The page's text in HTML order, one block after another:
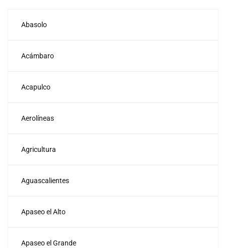
Abasolo
Acámbaro
Acapulco
Aerolíneas
Agricultura
Aguascalientes
Apaseo el Alto
Apaseo el Grande